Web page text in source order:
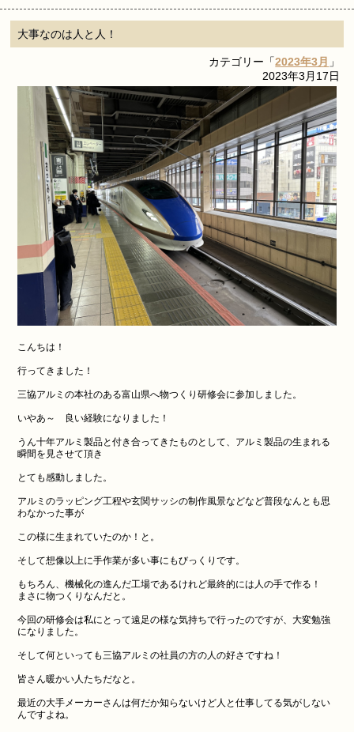
大事なのは人と人！
カテゴリー「2023年3月 」
2023年3月17日
こんちは！
行ってきました！
三協アルミの本社のある富山県へ物つくり研修会に参加しました。
いやあ～ 良い経験になりました！
うん十年アルミ製品と付き合ってきたものとして、アルミ製品の生まれる
瞬間を見させて頂き
とても感動しました。
アルミのラッピング工程や玄関サッシの制作風景などなど普段なんとも思
わなかった事が
この様に生まれていたのか！と。
そして想像以上に手作業が多い事にもびっくりです。
もちろん、機械化の進んだ工場であるけれど最終的には人の手で作る！
まさに物つくりなんだと。
今回の研修会は私にとって遠足の様な気持ちで行ったのですが、大変勉強
になりました。
そして何といっても三協アルミの社員の方の人の好さですね！
皆さん暖かい人たちだなと。
最近の大手メーカーさんは何だか知らないけど人と仕事してる気がしない
んですよね。